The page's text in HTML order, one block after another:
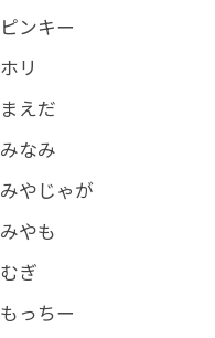
ピンキー
ホリ
まえだ
みなみ
みやじゃが
みやも
むぎ
もっちー